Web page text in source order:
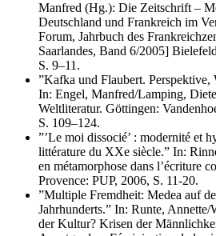
Manfred (Hg.): Die Zeitschrift –
Deutschland und Frankreich im
Forum, Jahrbuch des
Saarlandes, Band 6/2005]
S. 9–11.
”Kafka und Flaubert.
In: Engel, Manfred/Lamping,
Weltliteratur. Göttingen:
S. 109–124.
”’Le moi dissocié’ : modernité et
littérature du XXe siècle.” In:
en métamorphose dans l’écriture
Provence: PUP, 2006, S. 11-20.
”Multiple Fremdheit: Medea auf
Jahrhunderts.” In: Runte,
der Kultur? Krisen der